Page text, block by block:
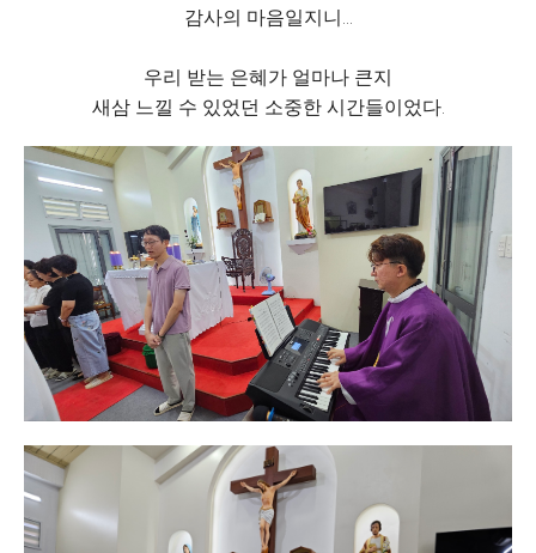
감사의 마음일지니...
우리 받는 은혜가 얼마나 큰지
새삼 느낄 수 있었던 소중한 시간들이었다.